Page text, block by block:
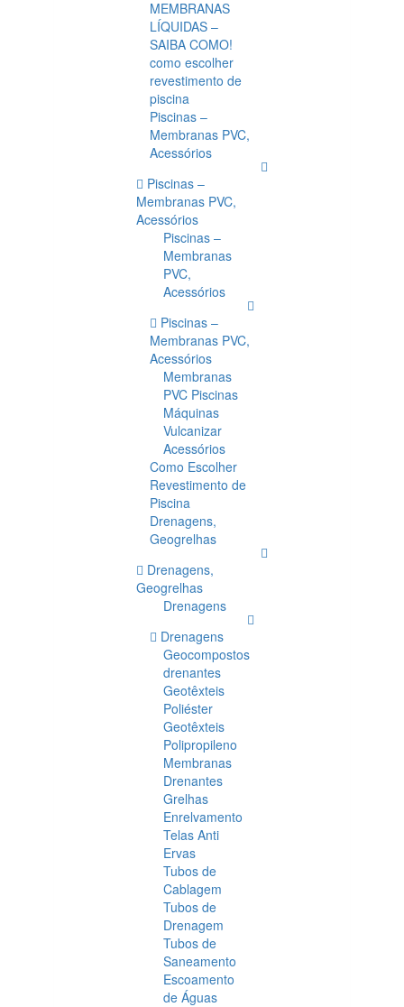
MEMBRANAS
LÍQUIDAS –
SAIBA COMO!
como escolher
revestimento de
piscina
Piscinas –
Membranas PVC,
Acessórios
Piscinas –
Membranas PVC,
Acessórios
Piscinas –
Membranas
PVC,
Acessórios
Piscinas –
Membranas PVC,
Acessórios
Membranas
PVC Piscinas
Máquinas
Vulcanizar
Acessórios
Como Escolher
Revestimento de
Piscina
Drenagens,
Geogrelhas
Drenagens,
Geogrelhas
Drenagens
Drenagens
Geocompostos
drenantes
Geotêxteis
Poliéster
Geotêxteis
Polipropileno
Membranas
Drenantes
Grelhas
Enrelvamento
Telas Anti
Ervas
Tubos de
Cablagem
Tubos de
Drenagem
Tubos de
Saneamento
Escoamento
de Águas